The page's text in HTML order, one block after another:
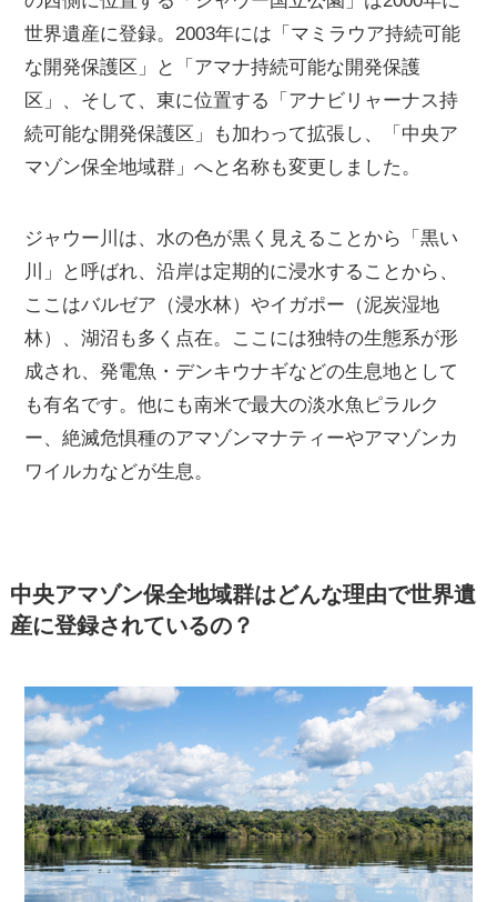
世界遺産に登録。2003年には「マミラウア持続可能
な開発保護区」と「アマナ持続可能な開発保護
区」、そして、東に位置する「アナビリャーナス持
続可能な開発保護区」も加わって拡張し、「中央ア
マゾン保全地域群」へと名称も変更しました。
ジャウー川は、水の色が黒く見えることから「黒い
川」と呼ばれ、沿岸は定期的に浸水することから、
ここはバルゼア（浸水林）やイガポー（泥炭湿地
林）、湖沼も多く点在。ここには独特の生態系が形
成され、発電魚・デンキウナギなどの生息地として
も有名です。他にも南米で最大の淡水魚ピラルク
ー、絶滅危惧種のアマゾンマナティーやアマゾンカ
ワイルカなどが生息。
中央アマゾン保全地域群はどんな理由で世界遺
産に登録されているの？